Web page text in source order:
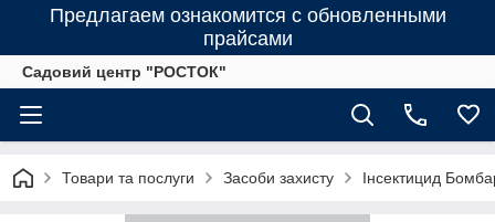
Предлагаем ознакомится с обновленными
прайсами
Садовий центр "РОСТОК"
Товари та послуги Засоби захисту Інсектицид